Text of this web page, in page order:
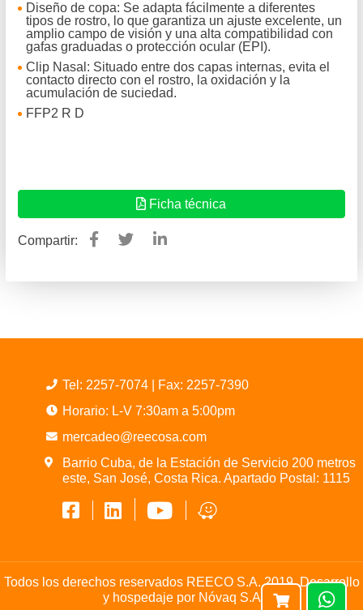
Diseño de copa: Se adapta fácilmente a diferentes
tipos de rostro, lo que garantiza un ajuste excelente, un
amplio campo de visión y una alta compatibilidad con
gafas graduadas o protección ocular (EPI).
Clip Nasal: Situado entre dos capas internas, evita el
contacto directo con el rostro, la oxidación y la
acumulación de suciedad.
FFP2 R D
Ficha técnica
Compartir:
Tel: 2257-7074
| Fax: 2257-7390
Horario: L-V 7:30am a 5:00pm
mercadeo@reecosa.com
Barrio Cuba, de la Estación de Servicio 200 metros
este, San José, Costa Rica. Apartado Postal: 1115
Todos los derechos reservados REECO S.A. 2019. Desarrollo
y hospedaje por Nóvaq S.A